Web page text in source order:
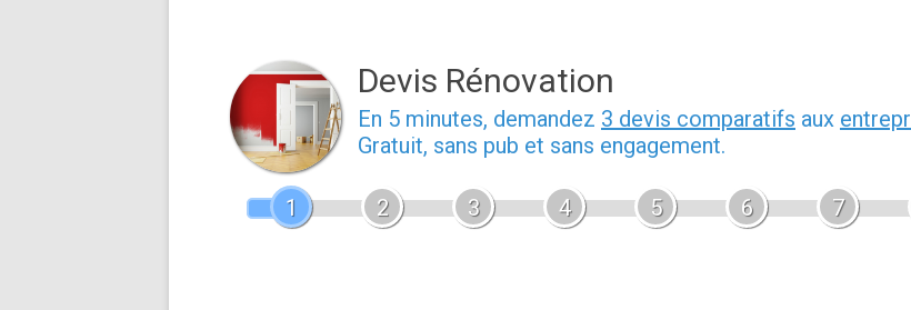
Devis Rénovation
En 5 minutes, demandez 3 devis comparatifs aux
Gratuit, sans pub et sans engagement.
1 2 3 4 5 6 7